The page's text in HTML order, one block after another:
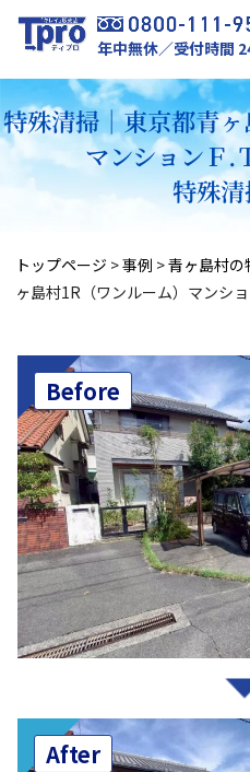
年中無休／受付時間
特殊清掃｜東京都青
マンションＦ.
特殊
トップページ >事例 >青ヶ島村の
ヶ島村1R（ワンルーム）マンシ
Before
After